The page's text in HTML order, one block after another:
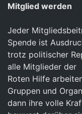
Mitglied werden
Jeder
Spende ist
trotz politischer
alle Mitglieder der
Roten Hilfe
Gruppen und
dann ihre volle